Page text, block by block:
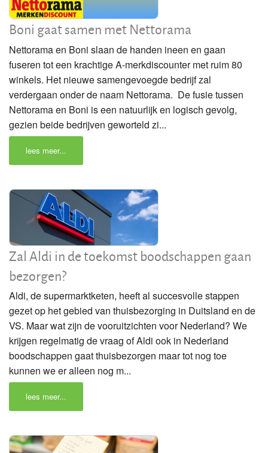
Boni gaat samen met Nettorama
Nettorama en Boni slaan de handen ineen en gaan
fuseren tot een krachtige A-merkdiscounter met ruim 80
winkels. Het nieuwe samengevoegde bedrijf zal
verdergaan onder de naam Nettorama. De fusie tussen
Nettorama en Boni is een natuurlijk en logisch gevolg,
gezien beide bedrijven geworteld zi...
lees meer...
Zal Aldi in de toekomst boodschappen gaan
bezorgen?
Aldi, de supermarktketen, heeft al succesvolle stappen
gezet op het gebied van thuisbezorging in Duitsland en de
VS. Maar wat zijn de vooruitzichten voor Nederland? We
krijgen regelmatig de vraag of Aldi ook in Nederland
boodschappen gaat thuisbezorgen maar tot nog toe
kunnen we er alleen nog m...
lees meer...